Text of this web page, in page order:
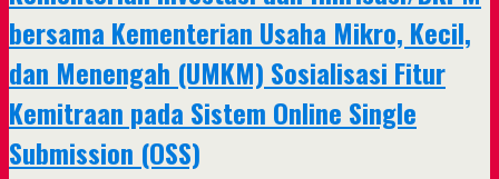
bersama Kementerian Usaha Mikro, Kecil,
dan Menengah (UMKM) Sosialisasi Fitur
Kemitraan pada Sistem Online Single
Submission (OSS)